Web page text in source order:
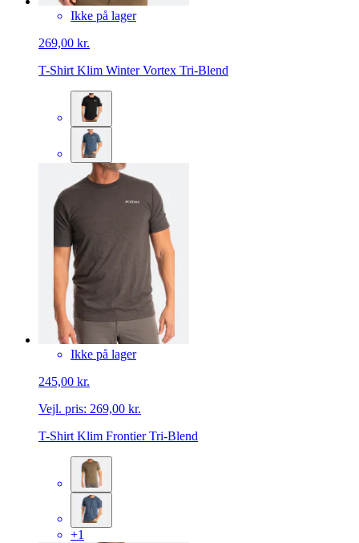
Ikke på lager
269,00 kr.
T-Shirt Klim Winter Vortex Tri-Blend
Ikke på lager
245,00 kr.
Vejl. pris: 269,00 kr.
T-Shirt Klim Frontier Tri-Blend
+1